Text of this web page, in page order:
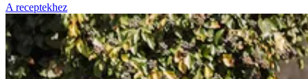
A receptekhez